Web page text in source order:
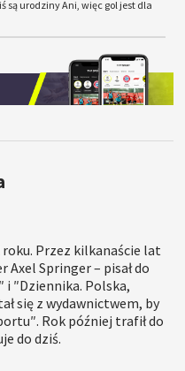
są urodziny Ani, więc gol jest dla
Przez kilkanaście lat
Springer – pisał do
i ″Dziennika. Polska,
się z wydawnictwem, by
Rok później trafił do
do dziś.